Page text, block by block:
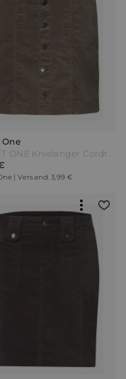
STREET ONE Knielanger Cordrock mit Knopfleiste - velvet mocha Beige
| Versand: 3,99 €